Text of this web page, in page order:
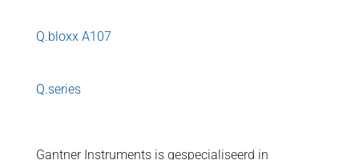
Q.bloxx A107
Q.series
Gantner Instruments is gespecialiseerd in